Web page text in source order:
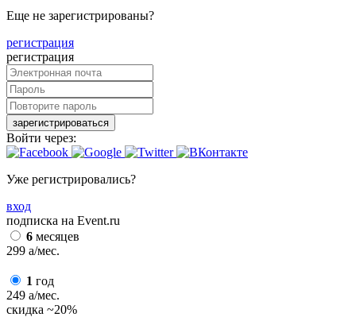
Еще не зарегистрированы?
регистрация
регистрация
зарегистрироваться
Войти через:
Уже регистрировались?
вход
подписка на Event.ru
6 месяцев
299 a/мес.
1 год
249 a/мес.
скидка ~20%